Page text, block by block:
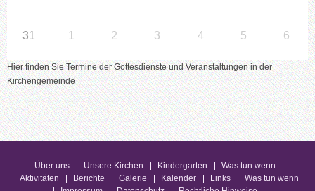
31 1 2 3 4 5 6
Hier finden Sie Termine der Gottesdienste und Veranstaltungen in der
Kirchengemeinde
Über uns Unsere Kirchen Kindergarten
Was tun wenn…
Aktivitäten
Berichte Galerie Kalender Links
Was tun wenn